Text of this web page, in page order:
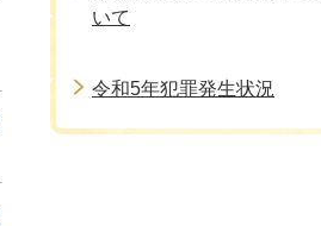
いて
令和5年犯罪発生状況